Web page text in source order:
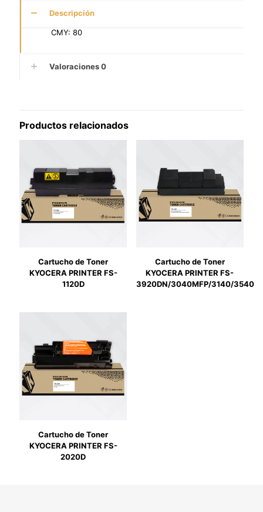
Descripción
CMY: 80
Valoraciones0
Productos relacionados
Cartucho de Toner
KYOCERA PRINTER FS-
1120D
Cartucho de Toner
KYOCERA PRINTER FS-
3920DN/3040MFP/3140/3540
Cartucho de Toner
KYOCERA PRINTER FS-
2020D